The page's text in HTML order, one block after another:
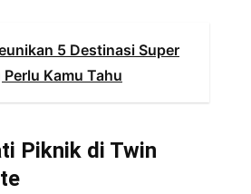
5 Destinasi Super
Kamu Tahu
Piknik di Twin